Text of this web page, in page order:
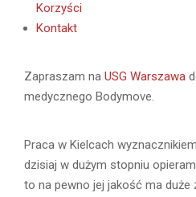
Korzyści
Kontakt
Zapraszam na USG Warszawa
medycznego Bodymove.
Praca w Kielcach
dzisiaj w dużym stopniu
to na pewno jej jakość ma duże